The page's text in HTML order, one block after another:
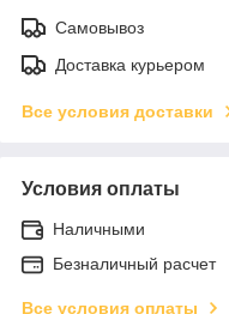
Самовывоз
Доставка курьером
Все условия доставки
Условия оплаты
Наличными
Безналичный расчет
Все условия оплаты